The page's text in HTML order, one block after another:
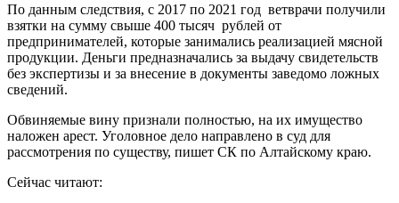
По данным следствия, с 2017 по 2021 год ветврачи получили
взятки на сумму свыше 400 тысяч рублей от
предпринимателей, которые занимались реализацией мясной
продукции. Деньги предназначались за выдачу свидетельств
без экспертизы и за внесение в документы заведомо ложных
сведений.
Обвиняемые вину признали полностью, на их имущество
наложен арест. Уголовное дело направлено в суд для
рассмотрения по существу, пишет СК по Алтайскому краю.
Сейчас читают: